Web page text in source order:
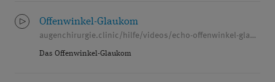
Offenwinkel-Glaukom
augenchirurgie.clinic/hilfe/videos/echo-offenwinkel-glaukom
Das Offenwinkel-Glaukom